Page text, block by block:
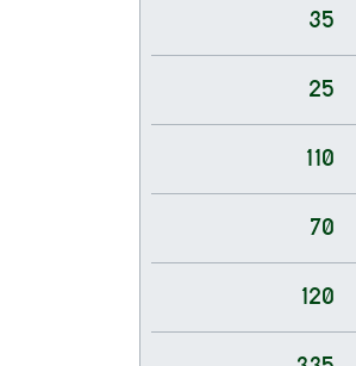
35
25
110
70
120